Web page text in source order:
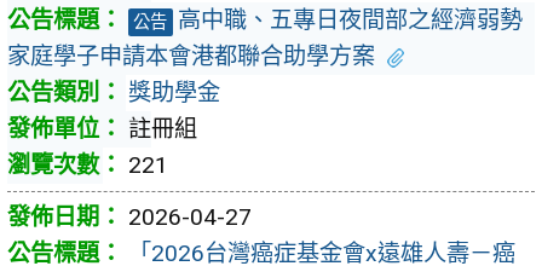
公告 高中職、五專日夜間部之經濟弱勢
家庭學子申請本會港都聯合助學方案
獎助學金
註冊組
221
2026-04-27
「2026台灣癌症基金會x遠雄人壽－癌